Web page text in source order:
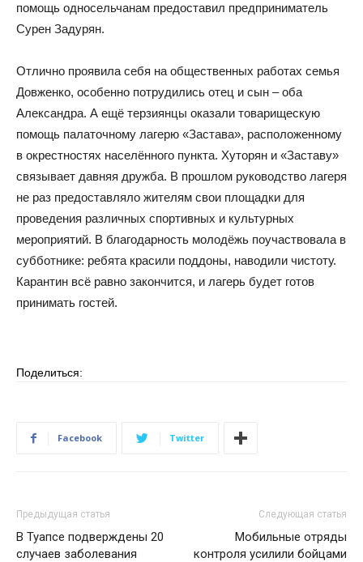
помощь односельчанам предоставил предприниматель
Сурен Задурян.
Отлично проявила себя на общественных работах семья
Довженко, особенно потрудились отец и сын – оба
Александра. А ещё терзиянцы оказали товарищескую
помощь палаточному лагерю «Застава», расположенному
в окрестностях населённого пункта. Хуторян и «Заставу»
связывает давняя дружба. В прошлом руководство лагеря
не раз предоставляло жителям свои площадки для
проведения различных спортивных и культурных
мероприятий. В благодарность молодёжь поучаствовала в
субботнике: ребята красили поддоны, наводили чистоту.
Карантин всё равно закончится, и лагерь будет готов
принимать гостей.
Поделиться:
Facebook Twitter
Предыдущая статья
В Туапсе подверждены 20
случаев заболевания
Следующая статья
Мобильные отряды
контроля усилили бойцами